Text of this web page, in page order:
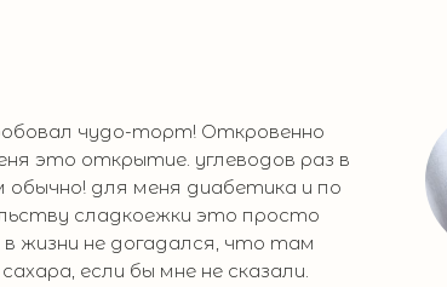
чудо-торт! Откровенно
это открытие. углеводов раз в
обычно! для меня диабетика и по
сладкоежки это просто
в жизни не догадался, что там
если бы мне не сказали.